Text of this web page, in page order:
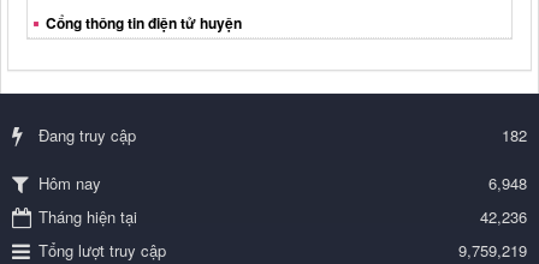
Cổng thông tin điện tử huyện
Đang truy cập 182
Hôm nay
6,948
Tháng hiện tại
42,236
Tổng lượt truy cập
9,759,219